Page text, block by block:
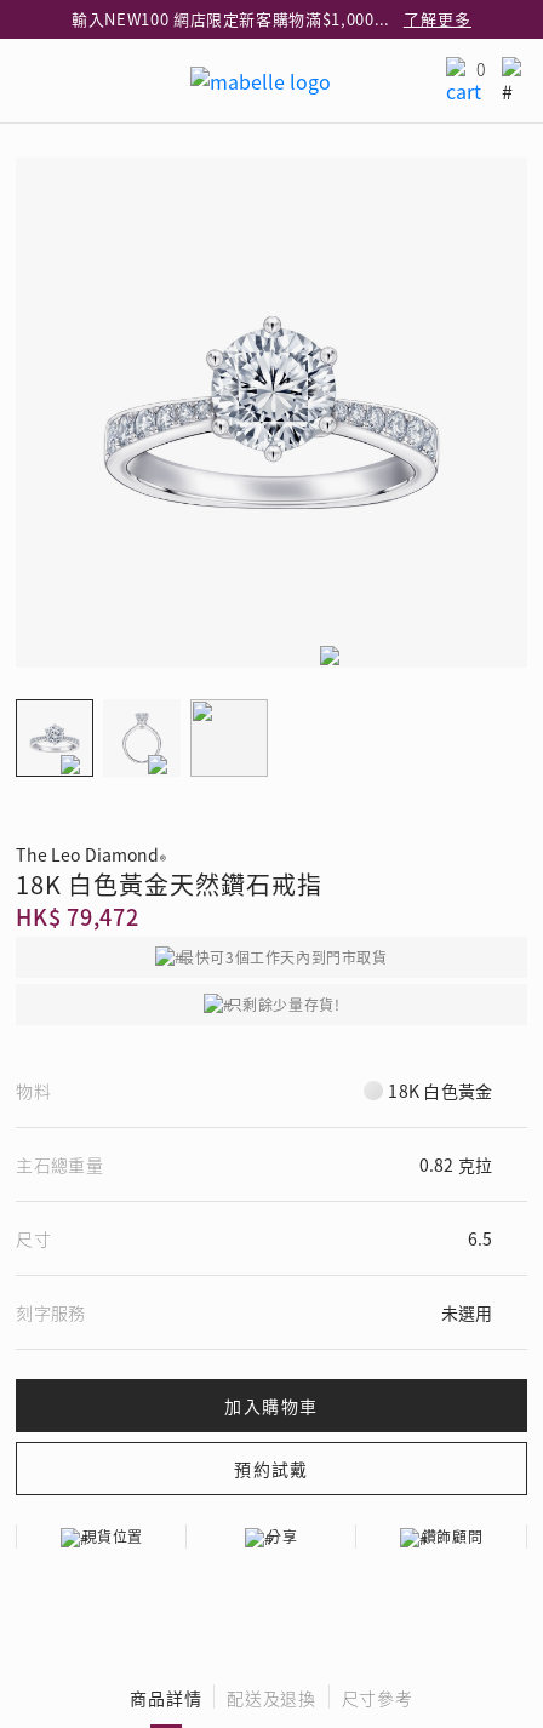
輸入NEW100 網店限定新客購物滿$1,000減$100
了解更多
指定純銀動物耳環2件享7折
0
The Leo Diamond®
18K 白色黃金天然鑽石戒指
HK$ 79,472
最快可3個工作天內到門市取貨
只剩餘少量存貨!
物料 18K 白色黃金
主石總重量 0.82 克拉
尺寸 6.5
刻字服務 未選用
現貨位置 分享 鑽飾顧問
商品詳情 配送及退換 尺寸參考